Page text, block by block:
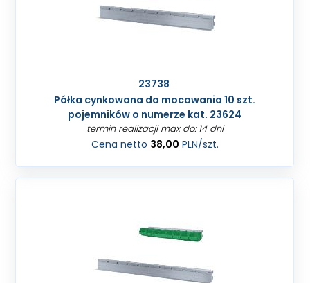
23738
Półka cynkowana do mocowania 10 szt.
pojemników o numerze kat. 23624
termin realizacji max do: 14 dni
Cena netto 38,00 PLN/szt.